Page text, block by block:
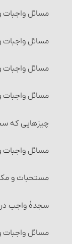
احکام خرید و
مستحبّات
معاملات مکروه
معاملات
معاملات
معاملات
رباست
معاملات حرام‏
1- قرآن
2- مساجد
راههای اثبات
احکام تخلّی
إستنجاء و
احکام استبراء
مستحبّات و
وضو
واجبات وضو
مسائل واجبات
مسائل واجبات
مسائل واجبات
مسائل واجبات
چیزهایی که
مسائل واجبات
مستحبات و
سجدۀ واجب در
مسائل واجبات